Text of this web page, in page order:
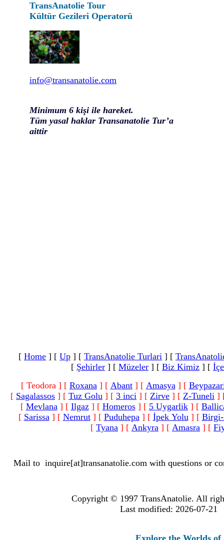
TransAnatolie Tour
Kültür Gezileri Operatorü
info@transanatolie.com
Minimum 6 kişi ile hareket.
Tüm yasal haklar Transanatolie Tur’a
aittir
[ Home ] [ Up ] [ TransAnatolie Turlari ] [
[ Şehirler ] [ Müzeler ] [ Biz Kimiz ] [
[ Teodora ] [ Roxana] [ Abant] [ Amasya] [
[ Sagalassos ] [ Tuz Golu ] [ 3 inci ] [ Zirve ] [ Z-Tuneli ]
[ Mevlana] [ Ilgaz] [ Homeros] [ 5 Uygarlik] [
[ Sarissa] [ Nemrut] [ Puduhepa] [ İpek Yolu] [ Birgi-
[ Tyana ] [ Ankyra ] [ Amasra ] [
Mail to inquire[at]transanatolie.com with questions or
Copyright © 1997 TransAnatolie. All
Last modified: 2026-07-21
Explore the Worlds of